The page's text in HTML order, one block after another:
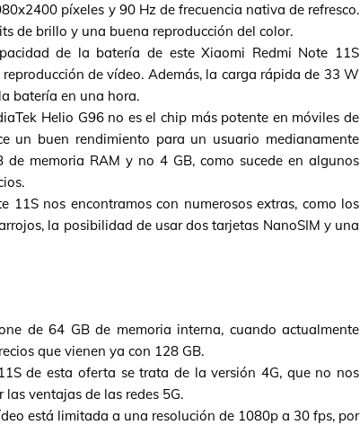
píxeles y 90 Hz de frecuencia nativa de refresco.
de brillo y una buena reproducción del color.
de la batería de este Xiaomi Redmi Note 11S
de vídeo. Además, la carga rápida de 33 W
batería en una hora.
Helio G96 no es el chip más potente en móviles de
un buen rendimiento para un usuario medianamente
de memoria RAM y no 4 GB, como sucede en algunos
11S nos encontramos con numerosos extras, como los
la posibilidad de usar dos tarjetas NanoSIM y una
de 64 GB de memoria interna, cuando actualmente
que vienen ya con 128 GB.
de esta oferta se trata de la versión 4G, que no nos
ventajas de las redes 5G.
está limitada a una resolución de 1080p a 30 fps, por